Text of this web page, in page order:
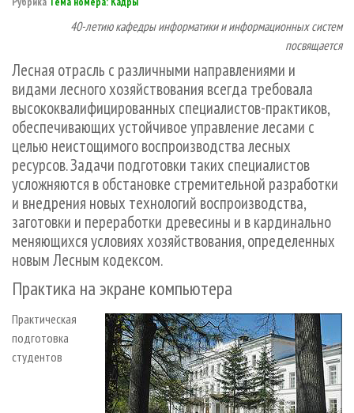
СУШКА ДРЕВЕСИНЫ
ПРОИЗВОДСТВО ДРЕВЕСНЫХ ПЛИТ
ПРОИЗВОДСТВО МЕБЕЛИ
БИОЭНЕРГЕТИКА
ЦБП
ИНСТРУМЕНТ И МАТЕРИАЛЫ
ПЕРСОНЫ
МОБИЛЬНЫЕ ВЫСТАВКИ
ОФИЦИАЛЬНЫЕ ДЕЛЕГАЦИИ
ПРИОРИТЕТНЫЕ ИНВЕСТПРОЕКТЫ
RUSSIAN FORESTRY REVIEW
ГАЗЕТА ЛЕСПРОМФОРУМ
БИБЛИОТЕКА СПЕЦИАЛИСТА
РЕКЛАМА НА САЙТЕ
40-летию кафедры информатики и информационных систем
посвящается
Лесная отрасль с различными направлениями и
видами лесного хозяйствования всегда требовала
высококвалифицированных специалистов-практиков,
обеспечивающих устойчивое управление лесами с
целью неистощимого воспроизводства лесных
ресурсов. Задачи подготовки таких специалистов
усложняются в обстановке стремительной разработки
и внедрения новых технологий воспроизводства,
заготовки и переработки древесины и в кардинально
меняющихся условиях хозяйствования, определенных
новым Лесным кодексом.
Практика на экране компьютера
Практическая
подготовка
студентов